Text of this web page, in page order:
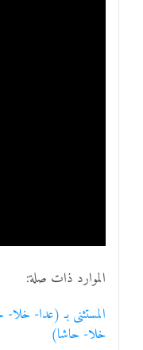
الموارد ذات صلة:
المستثنى بـ (عدا-
خلا- حاشا)